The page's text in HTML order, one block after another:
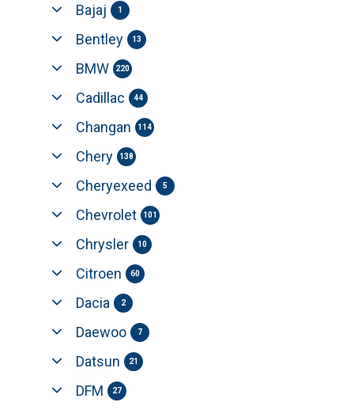
Bajaj 1
Bentley 13
BMW 220
Cadillac 44
Changan 114
Chery 138
Cheryexeed 5
Chevrolet 101
Chrysler 10
Citroen 60
Dacia 2
Daewoo 7
Datsun 21
DFM 27